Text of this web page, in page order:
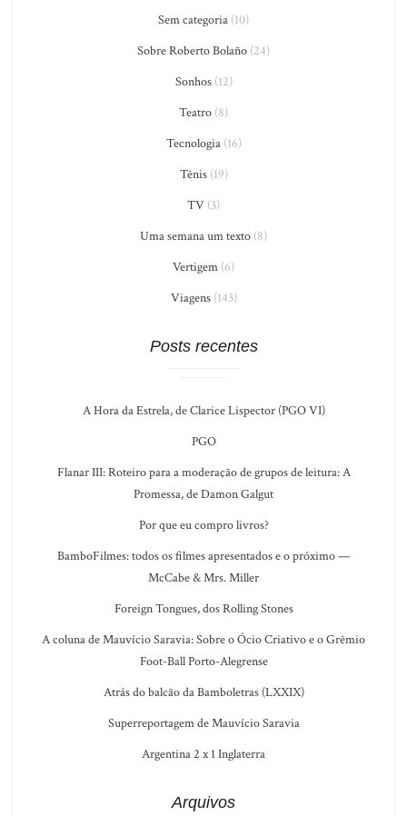
Sem categoria (10)
Sobre Roberto Bolaño (24)
Sonhos(12)
Teatro (8)
Tecnologia(16)
Tênis(19)
TV (3)
Uma semana um texto (8)
Vertigem (6)
Viagens(143)
Posts recentes
A Hora da Estrela, de Clarice Lispector (PGO VI)
PGO
Flanar III: Roteiro para a moderação de grupos de leitura: A
Promessa, de Damon Galgut
Por que eu compro livros?
BamboFilmes: todos os filmes apresentados e o próximo —
McCabe & Mrs. Miller
Foreign Tongues, dos Rolling Stones
A coluna de Mauvício Saravia: Sobre o Ócio Criativo e o Grêmio
Foot-Ball Porto-Alegrense
Atrás do balcão da Bamboletras (LXXIX)
Superreportagem de Mauvício Saravia
Argentina 2 x 1 Inglaterra
Arquivos